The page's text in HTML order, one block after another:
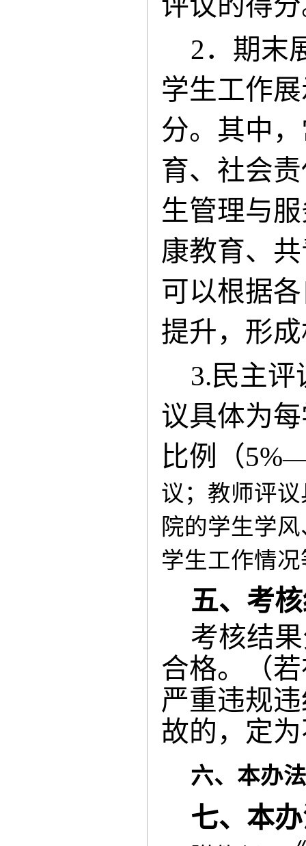
2．期末
学生工作
分。其中
育、社会
生管理与
康教育、
可以根据
提升，形
3.民主
议具体为
比例（5%—
议；教师评
院的学生学
学生工作情
五、考
考核结
合格。（
严重违规
故的，定
六、本办
七、本